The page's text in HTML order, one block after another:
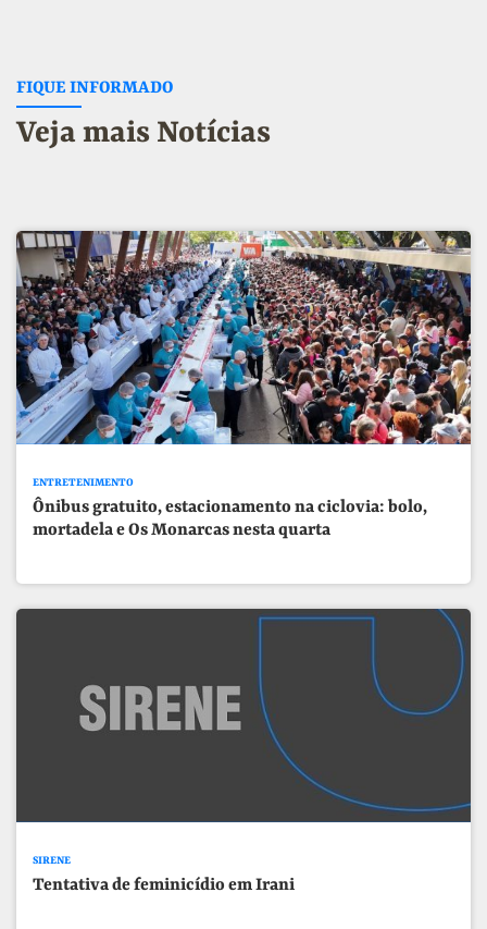
FIQUE INFORMADO
Veja mais Notícias
ENTRETENIMENTO
Ônibus gratuito, estacionamento na ciclovia: bolo,
mortadela e Os Monarcas nesta quarta
SIRENE
Tentativa de feminicídio em Irani